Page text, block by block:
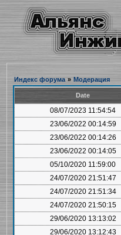
Индекс форума » Модерация
Date
08/07/2023 11:54:54
23/06/2022 00:14:59
23/06/2022 00:14:26
23/06/2022 00:14:05
05/10/2020 11:59:00
24/07/2020 21:51:47
24/07/2020 21:51:34
24/07/2020 21:50:15
29/06/2020 13:13:02
29/06/2020 13:12:43